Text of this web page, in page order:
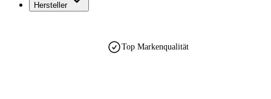
Hersteller
Top Markenqualität